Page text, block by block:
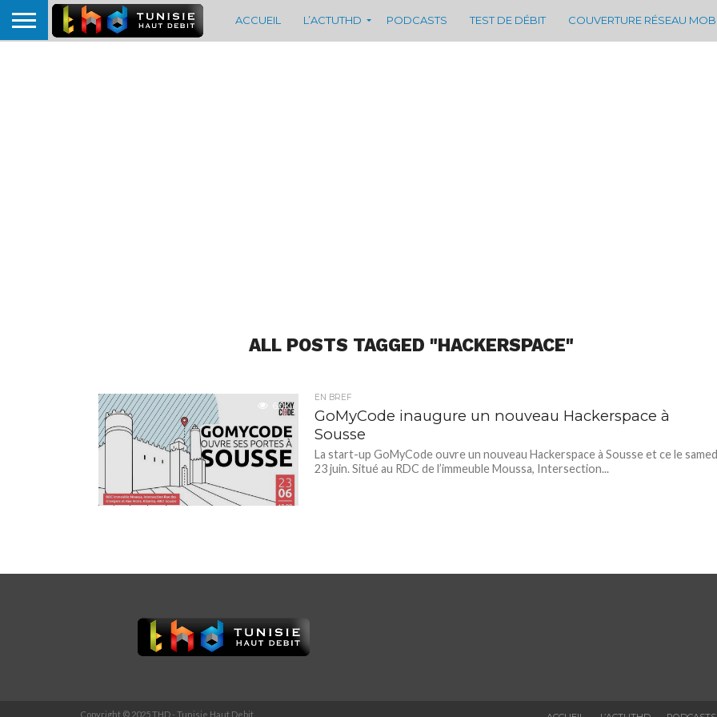
ACCUEIL L’ACTUTHD PODCASTS TEST DE DÉBIT COUVERTURE RÉSEAU
ALL POSTS TAGGED "HACKERSPACE"
6.0K
EN BREF
GoMyCode inaugure un nouveau Hackerspace à
Sousse
La start-up GoMyCode ouvre un nouveau Hackerspace à Sousse et ce le
23 juin. Situé au RDC de l’immeuble Moussa, Intersection...
Copyright © 2025 THD - Tunisie Haut Debit.